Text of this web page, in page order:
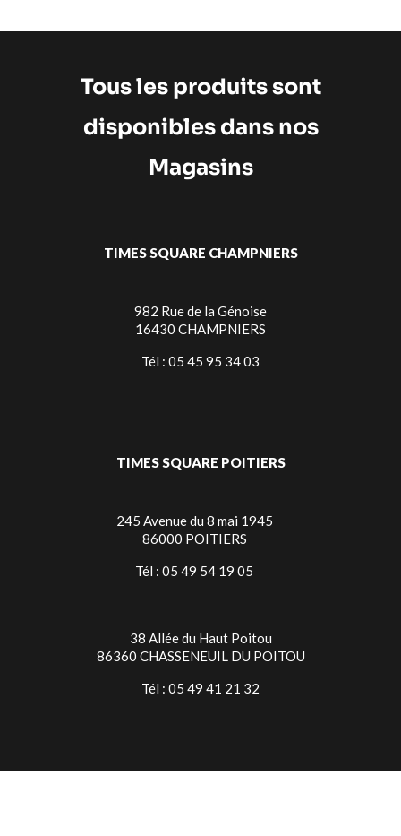
Tous les produits sont
disponibles dans nos
Magasins
TIMES SQUARE CHAMPNIERS
982 Rue de la Génoise
16430 CHAMPNIERS
Tél : 05 45 95 34 03
TIMES SQUARE POITIERS
245 Avenue du 8 mai 1945
86000 POITIERS
Tél : 05 49 54 19 05
38 Allée du Haut Poitou
86360 CHASSENEUIL DU POITOU
Tél : 05 49 41 21 32